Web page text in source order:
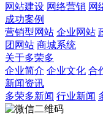
网站建设 网络营销 网
成功案例
营销型网站 企业网站
团网站 商城系统
关于多荣多
企业简介 企业文化 合
新闻资讯
多荣多新闻 行业新闻